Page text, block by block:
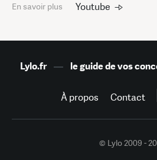
En savoir plus Youtube
Lylo.fr— le guide de vos
À propos Contact
© Lylo 2009 -